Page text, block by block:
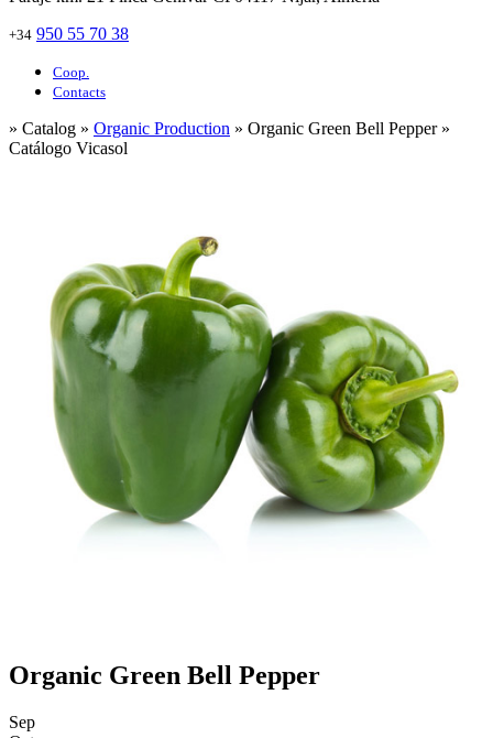
+34 950 55 70 38
Coop.
Contacts
» Catalog » Organic Production » Organic Green Bell Pepper »
Catálogo Vicasol
Organic Green Bell Pepper
Sep